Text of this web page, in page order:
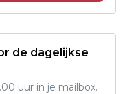
de dagelijkse
uur in je mailbox.